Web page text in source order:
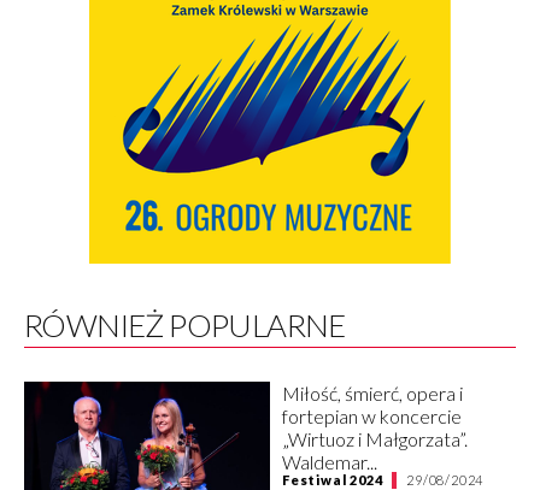
RÓWNIEŻ POPULARNE
Miłość, śmierć, opera i
fortepian w koncercie
„Wirtuoz i Małgorzata”.
Waldemar...
Festiwal 2024 29/08/2024